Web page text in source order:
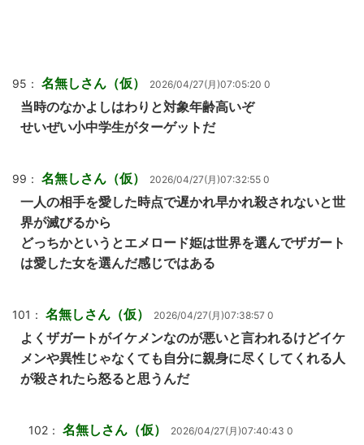
95： 名無しさん（仮） 2026/04/27(月)07:05:20 0
当時のなかよしはわりと対象年齢高いぞ
せいぜい小中学生がターゲットだ
99： 名無しさん（仮） 2026/04/27(月)07:32:55 0
一人の相手を愛した時点で遅かれ早かれ殺されないと世
界が滅びるから
どっちかというとエメロード姫は世界を選んでザガート
は愛した女を選んだ感じではある
101： 名無しさん（仮） 2026/04/27(月)07:38:57 0
よくザガートがイケメンなのが悪いと言われるけどイケ
メンや異性じゃなくても自分に親身に尽くしてくれる人
が殺されたら怒ると思うんだ
102： 名無しさん（仮） 2026/04/27(月)07:40:43 0